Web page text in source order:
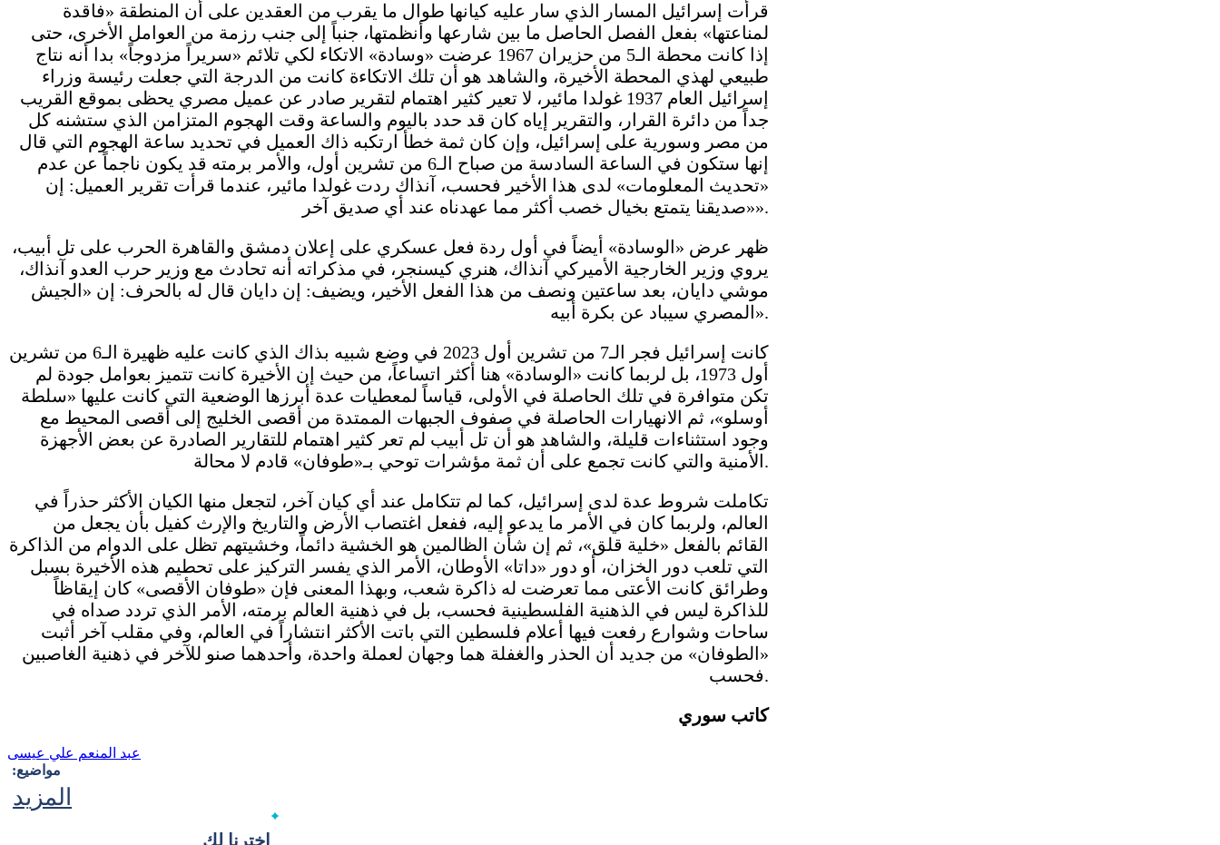
قرأت إسرائيل المسار الذي سار عليه كيانها طوال ما يقرب من العقدين على أن المنطقة «فاقدة
لمناعتها» بفعل الفصل الحاصل ما بين شارعها وأنظمتها، جنباً إلى جنب رزمة من العوامل الأخرى، حتى
إذا كانت محطة الـ5 من حزيران 1967 عرضت «وسادة» الاتكاء لكي تلائم «سريراً مزدوجاً» بدا أنه نتاج
طبيعي لهذي المحطة الأخيرة، والشاهد هو أن تلك الاتكاءة كانت من الدرجة التي جعلت رئيسة وزراء
إسرائيل العام 1937 غولدا مائير، لا تعير كثير اهتمام لتقرير صادر عن عميل مصري يحظى بموقع القريب
جداً من دائرة القرار، والتقرير إياه كان قد حدد باليوم والساعة وقت الهجوم المتزامن الذي ستشنه كل
من مصر وسورية على إسرائيل، وإن كان ثمة خطأ ارتكبه ذاك العميل في تحديد ساعة الهجوم التي قال
إنها ستكون في الساعة السادسة من صباح الـ6 من تشرين أول، والأمر برمته قد يكون ناجماً عن عدم
«تحديث المعلومات» لدى هذا الأخير فحسب، آنذاك ردت غولدا مائير، عندما قرأت تقرير العميل: إن
«صديقنا يتمتع بخيال خصب أكثر مما عهدناه عند أي صديق آخر».
ظهر عرض «الوسادة» أيضاً في أول ردة فعل عسكري على إعلان دمشق والقاهرة الحرب على تل أبيب،
يروي وزير الخارجية الأميركي آنذاك، هنري كيسنجر، في مذكراته أنه تحادث مع وزير حرب العدو آنذاك،
موشي دايان، بعد ساعتين ونصف من هذا الفعل الأخير، ويضيف: إن دايان قال له بالحرف: إن «الجيش
المصري سيباد عن بكرة أبيه».
كانت إسرائيل فجر الـ7 من تشرين أول 2023 في وضع شبيه بذاك الذي كانت عليه ظهيرة الـ6 من تشرين
أول 1973، بل لربما كانت «الوسادة» هنا أكثر اتساعاً، من حيث إن الأخيرة كانت تتميز بعوامل جودة لم
تكن متوافرة في تلك الحاصلة في الأولى، قياساً لمعطيات عدة أبرزها الوضعية التي كانت عليها «سلطة
أوسلو»، ثم الانهيارات الحاصلة في صفوف الجبهات الممتدة من أقصى الخليج إلى أقصى المحيط مع
وجود استثناءات قليلة، والشاهد هو أن تل أبيب لم تعر كثير اهتمام للتقارير الصادرة عن بعض الأجهزة
الأمنية والتي كانت تجمع على أن ثمة مؤشرات توحي بـ«طوفان» قادم لا محالة.
تكاملت شروط عدة لدى إسرائيل، كما لم تتكامل عند أي كيان آخر، لتجعل منها الكيان الأكثر حذراً في
العالم، ولربما كان في الأمر ما يدعو إليه، ففعل اغتصاب الأرض والتاريخ والإرث كفيل بأن يجعل من
القائم بالفعل «خلية قلق»، ثم إن شأن الظالمين هو الخشية دائماً، وخشيتهم تظل على الدوام من الذاكرة
التي تلعب دور الخزان، أو دور «داتا» الأوطان، الأمر الذي يفسر التركيز على تحطيم هذه الأخيرة بسبل
وطرائق كانت الأعتى مما تعرضت له ذاكرة شعب، وبهذا المعنى فإن «طوفان الأقصى» كان إيقاظاً
للذاكرة ليس في الذهنية الفلسطينية فحسب، بل في ذهنية العالم برمته، الأمر الذي تردد صداه في
ساحات وشوارع رفعت فيها أعلام فلسطين التي باتت الأكثر انتشاراً في العالم، وفي مقلب آخر أثبت
«الطوفان» من جديد أن الحذر والغفلة هما وجهان لعملة واحدة، وأحدهما صنو للآخر في ذهنية الغاصبين
فحسب.
كاتب سوري
عبد المنعم علي عيسى
مواضيع:
المزيد
اخترنا لك